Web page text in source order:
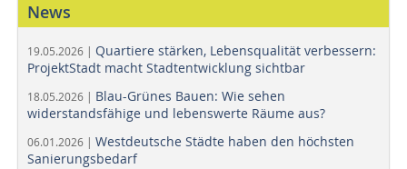
News
19.05.2026 | Quartiere stärken, Lebensqualität verbessern:
ProjektStadt macht Stadtentwicklung sichtbar
18.05.2026 | Blau-Grünes Bauen: Wie sehen
widerstandsfähige und lebenswerte Räume aus?
06.01.2026 | Westdeutsche Städte haben den höchsten
Sanierungsbedarf